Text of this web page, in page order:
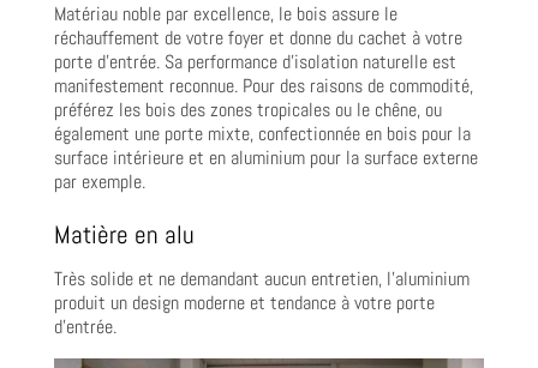
Matériau noble par excellence, le bois assure le
réchauffement de votre foyer et donne du cachet à votre
porte d’entrée. Sa performance d’isolation naturelle est
manifestement reconnue. Pour des raisons de commodité,
préférez les bois des zones tropicales ou le chêne, ou
également une porte mixte, confectionnée en bois pour la
surface intérieure et en aluminium pour la surface externe
par exemple.
Matière en alu
Très solide et ne demandant aucun entretien, l’aluminium
produit un design moderne et tendance à votre porte
d’entrée.